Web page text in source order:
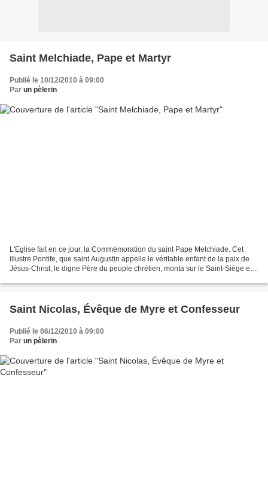
Saint Melchiade, Pape et Martyr
Publié le 10/12/2010 à 09:00
Par un pèlerin
L'Eglise fait en ce jour, la Commémoration du saint Pape Melchiade. Cet
illustre Pontife, que saint Augustin appelle le véritable enfant de la paix de
Jésus-Christ, le digne Père du peuple chrétien, monta sur le Saint-Siège en
Saint Nicolas, Évêque de Myre et Confesseur
Publié le 06/12/2010 à 09:00
Par un pèlerin